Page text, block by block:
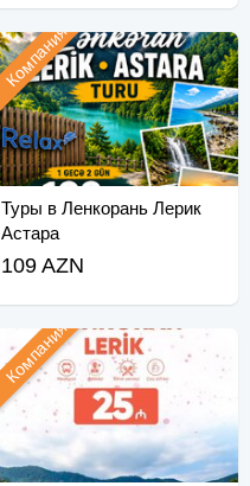
Туры в Ленкорань Лерик
Астара
Компания
109 AZN
Компания